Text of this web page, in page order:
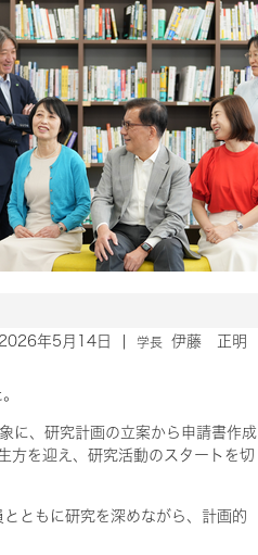
2026年5月14日 学長 伊藤 正明
に、研究計画の立案から申請書作成
方を迎え、研究活動のスタートを切
ともに研究を深めながら、計画的